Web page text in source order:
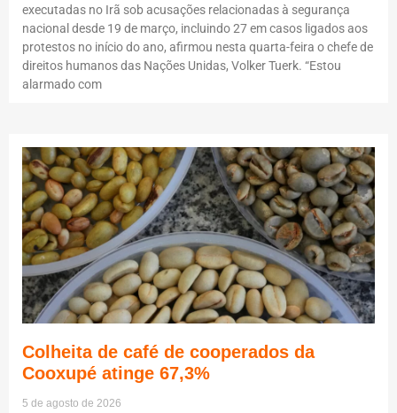
executadas no Irã sob acusações relacionadas à segurança
nacional desde 19 de março, incluindo 27 em casos ligados aos
protestos no início do ano, afirmou nesta quarta-feira o chefe de
direitos humanos das Nações Unidas, Volker Tuerk. “Estou
alarmado com
Colheita de café de cooperados da
Cooxupé atinge 67,3%
5 de agosto de 2026